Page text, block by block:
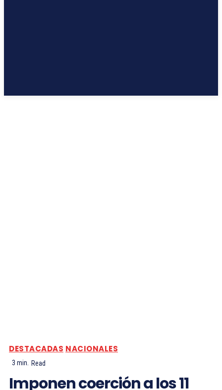
DESTACADAS NACIONALES
3 min. Read
Imponen coerción a los 11